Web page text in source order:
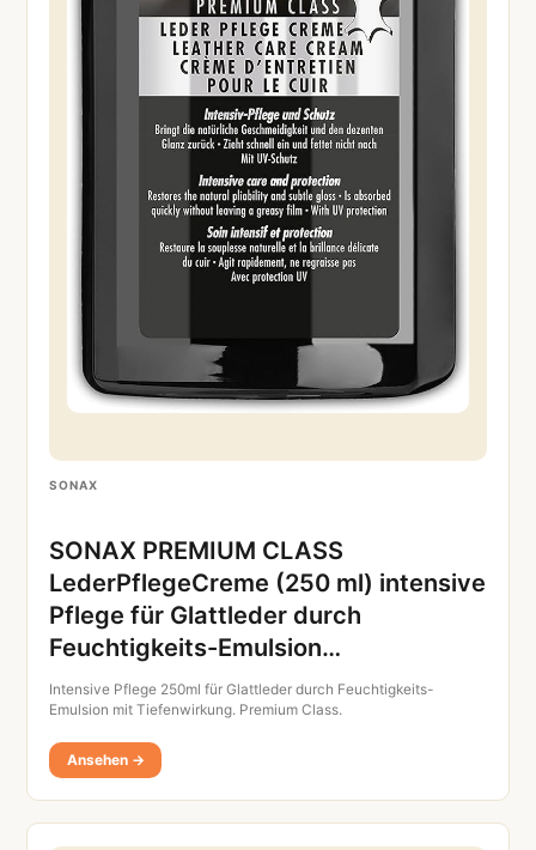
SONAX
SONAX PREMIUM CLASS
LederPflegeCreme (250 ml) intensive
Pflege für Glattleder durch
Feuchtigkeits-Emulsion…
Intensive Pflege 250ml für Glattleder durch Feuchtigkeits-
Emulsion mit Tiefenwirkung. Premium Class.
Ansehen →